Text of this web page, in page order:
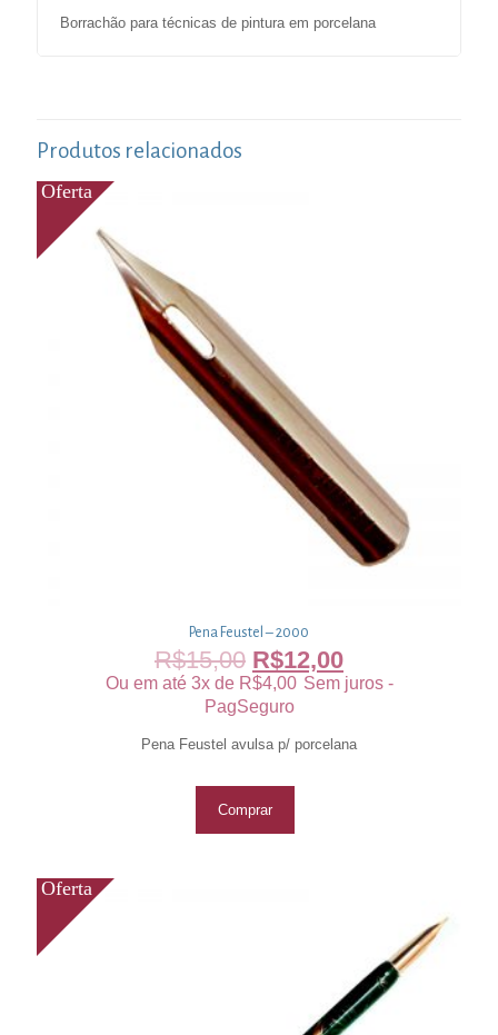
Borrachão para técnicas de pintura em porcelana
Produtos relacionados
Pena Feustel – 2000
R$15,00 R$12,00
Ou em até 3x de R$4,00 Sem juros -
PagSeguro
Pena Feustel avulsa p/ porcelana
Comprar